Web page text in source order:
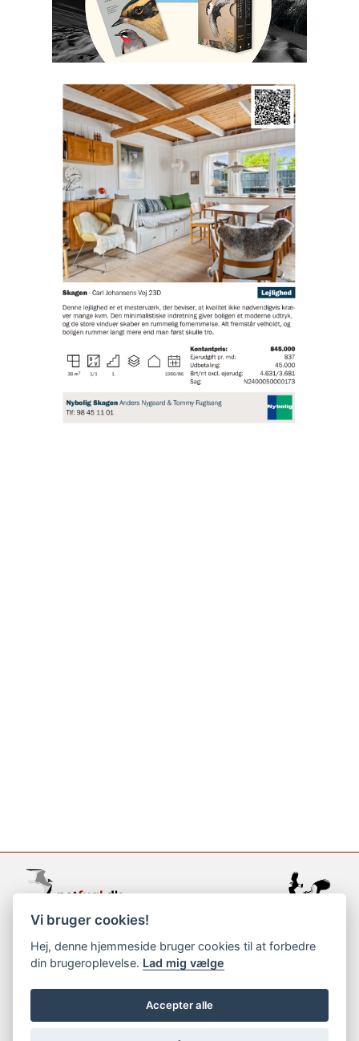
support@netfugl.dk
copyright © 2002-2023
Vi bruger cookies!
Hej, denne hjemmeside bruger cookies til at forbedre
din brugeroplevelse. Lad mig vælge
Accepter alle